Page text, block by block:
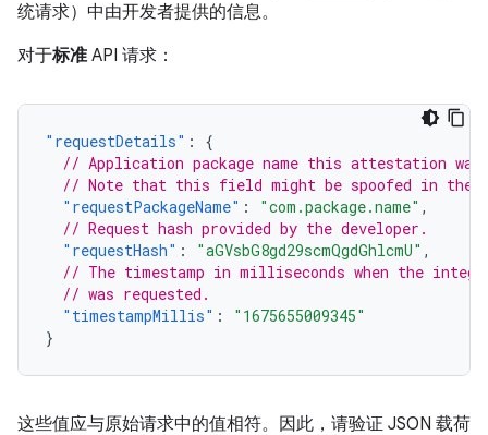
统请求）中由开发者提供的信息。
对于标准 API 请求：
"requestDetails" :
{
// Application package name this attestation
// Note that this field might be spoofed in the
"requestPackageName" : "com.package.name" ,
// Request hash provided by the developer.
"requestHash" : "aGVsbG8gd29scmQgdGhlcmU" ,
// The timestamp in milliseconds when the
// was requested.
"timestampMillis" :
"1675655009345"
}
这些值应与原始请求中的值相符。因此，请验证 JSON 载荷